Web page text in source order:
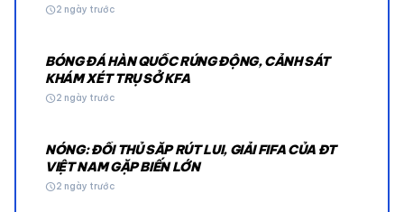
schedule2 ngày trước
BÓNG ĐÁ HÀN QUỐC RÚNG ĐỘNG, CẢNH SÁT
KHÁM XÉT TRỤ SỞ KFA
schedule2 ngày trước
NÓNG: ĐỐI THỦ SẮP RÚT LUI, GIẢI FIFA CỦA ĐT
VIỆT NAM GẶP BIẾN LỚN
schedule2 ngày trước